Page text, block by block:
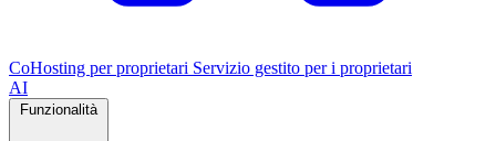
CoHosting per proprietari Servizio gestito per i proprietari
AI
Funzionalità